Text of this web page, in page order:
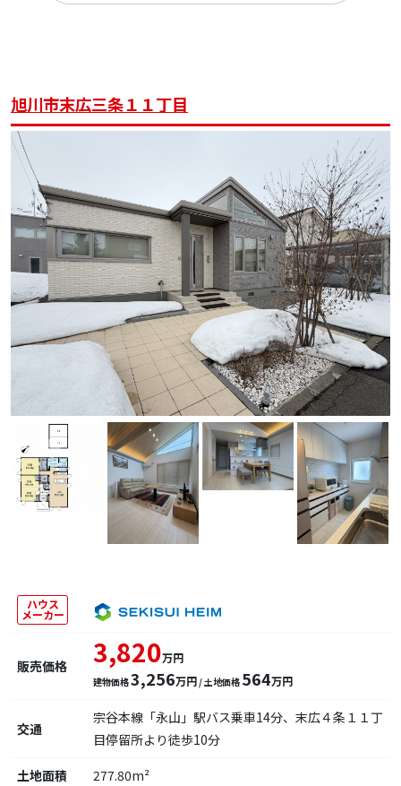
旭川市末広三条１１丁目
ハウス
メーカー
販売価格 3,820万円
建物価格3,256万円/ 土地価格 564万円
交通
宗谷本線「永山」駅バス乗車14分、末広４条１１丁
目停留所より徒歩10分
土地面積
277.80m²